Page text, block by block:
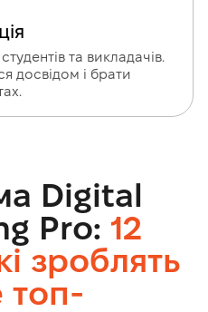
та викладачів.
досвідом і брати
Digital
Pro: 12
зроблять
топ-